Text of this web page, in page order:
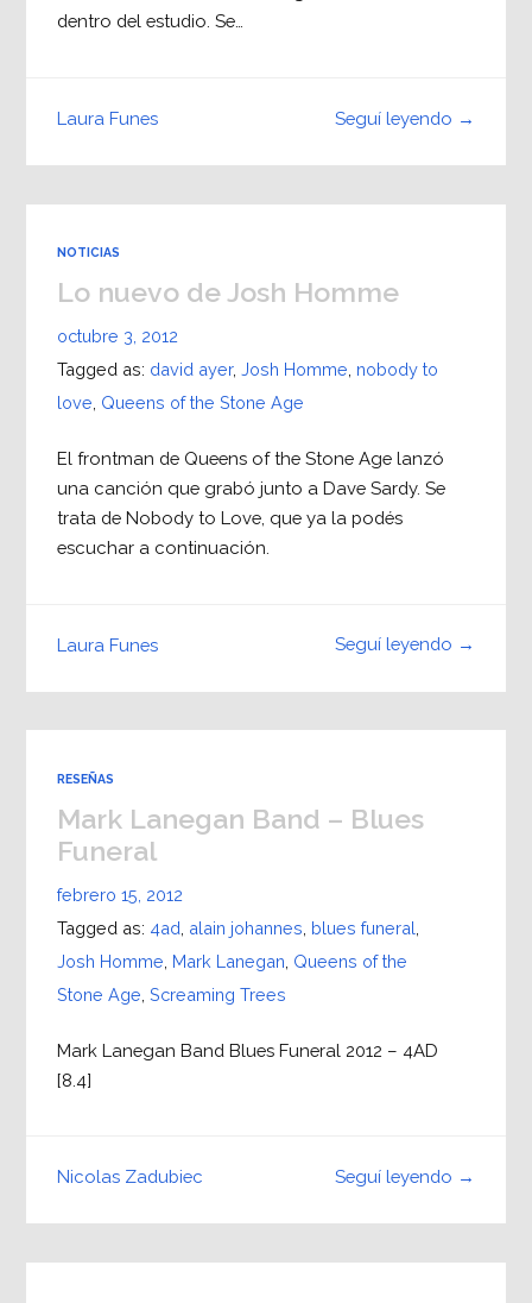
dentro del estudio. Se…
Seguí leyendo →
Laura Funes
NOTICIAS
Lo nuevo de Josh Homme
octubre 3, 2012
Tagged as: david ayer, Josh Homme nobody to
love Queens of the Stone Age
El frontman de Queens of the Stone Age lanzó
una canción que grabó junto a Dave Sardy. Se
trata de Nobody to Love, que ya la podés
escuchar a continuación.
Seguí leyendo →
Laura Funes
RESEÑAS
Mark Lanegan Band – Blues
Funeral
febrero 15, 2012
Tagged as: 4ad alain johannes blues funeral
Josh Homme Mark Lanegan Queens of the
Stone Age Screaming Trees
Mark Lanegan Band Blues Funeral 2012 – 4AD
[8.4]
Seguí leyendo →
Nicolas Zadubiec